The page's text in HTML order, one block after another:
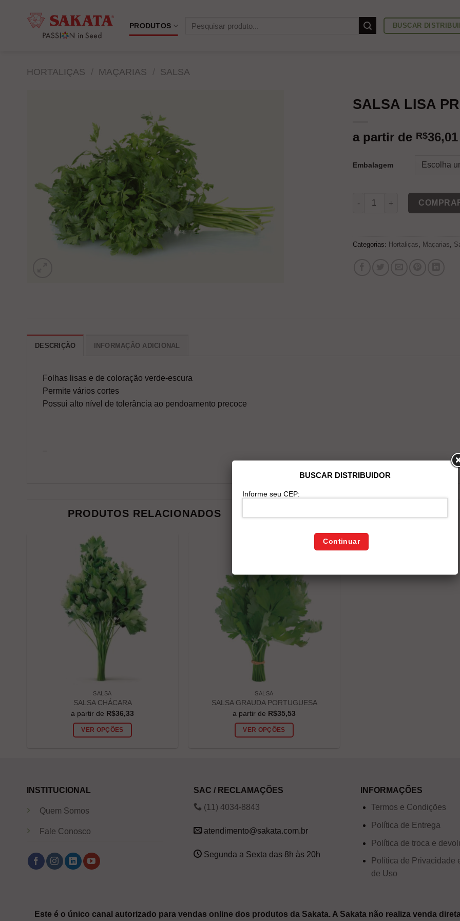
PRODUTOS
Pesquisar
BUSCAR
HORTALIÇAS / MAÇARIAS / SALSA
SALSA LISA
a partir de R$36,01
Embalagem
SALSA LISA PREFERIDA
Categorias: Hortaliças Maçarias
DESCRIÇÃO INFORMAÇÃO ADICIONAL
Folhas lisas e de coloração verde-escura
Permite vários cortes
Possui alto nível de tolerância ao pendoamento precoce
–
PRODUTOS RELACIONADOS
SALSA
SALSA CHÁCARA
a partir de R$36,33
VER OPÇÕES
SALSA
SALSA GRAUDA PORTUGUESA
a partir de R$35,53
VER OPÇÕES
INSTITUCIONAL
Quem Somos
Fale Conosco
SAC / RECLAMAÇÕES
(11) 4034-8843
atendimento@sakata.com.br
Segunda a Sexta das 8h às 20h
INFORMAÇÕES
Termos e Condições
Política de Entrega
Política de troca e
Política de Privacidade
de Uso
Este é o único canal autorizado para vendas online dos produtos da Sakata. A Sakata não realiza venda
BUSCAR DISTRIBUIDOR
Informe seu CEP:
Continuar